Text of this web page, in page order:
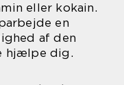
eller kokain.
en
af den
hjælpe dig.